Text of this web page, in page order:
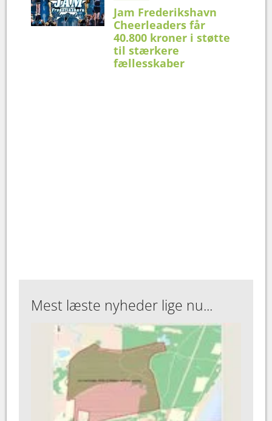
Jam Frederikshavn
Cheerleaders får
40.800 kroner i støtte
til stærkere
fællesskaber
Mest læste nyheder lige nu...